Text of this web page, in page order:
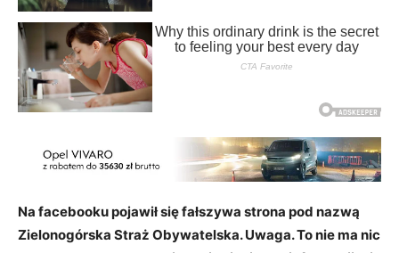
Na facebooku pojawił się fałszywa strona pod nazwą
Zielonogórska Straż Obywatelska. Uwaga. To nie ma nic